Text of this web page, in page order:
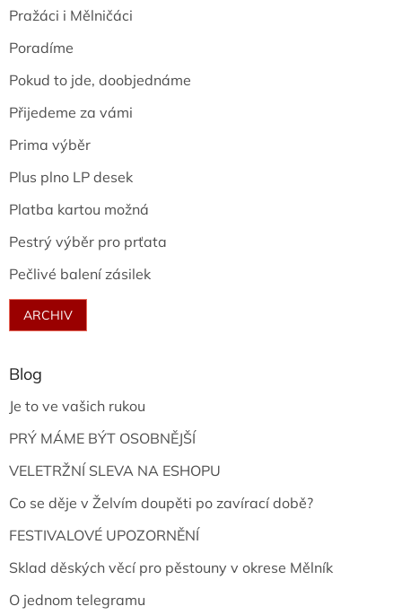
Pražáci i Mělničáci
Poradíme
Pokud to jde, doobjednáme
Přijedeme za vámi
Prima výběr
Plus plno LP desek
Platba kartou možná
Pestrý výběr pro prťata
Pečlivé balení zásilek
ARCHIV
Blog
Je to ve vašich rukou
PRÝ MÁME BÝT OSOBNĚJŠÍ
VELETRŽNÍ SLEVA NA ESHOPU
Co se děje v Želvím doupěti po zavírací době?
FESTIVALOVÉ UPOZORNĚNÍ
Sklad děských věcí pro pěstouny v okrese Mělník
O jednom telegramu